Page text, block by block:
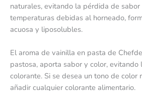
naturales, evitando la pérdida de
temperaturas debidas al horneado,
acuosa y liposolubles.
El aroma de vainilla en pasta de
pastosa, aporta sabor y color, evitando
colorante. Si se desea un tono de color
añadir cualquier colorante alimentario.